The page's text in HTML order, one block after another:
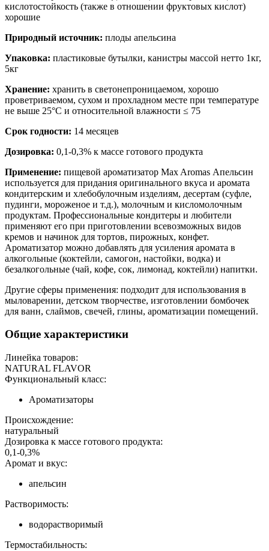
кислотостойкость (также в отношении фруктовых кислот)
хорошие
Природный источник: плоды апельсина
Упаковка: пластиковые бутылки, канистры массой нетто 1кг,
5кг
Хранение: хранить в светонепроницаемом, хорошо
проветриваемом, сухом и прохладном месте при температуре
не выше 25°С и относительной влажности ≤ 75
Срок годности: 14 месяцев
Дозировка: 0,1-0,3% к массе готового продукта
Применение: пищевой ароматизатор Max Aromas Апельсин
используется для придания оригинального вкуса и аромата
кондитерским и хлебобулочным изделиям, десертам (суфле,
пудинги, мороженое и т.д.), молочным и кисломолочным
продуктам. Профессиональные кондитеры и любители
применяют его при приготовлении всевозможных видов
кремов и начинок для тортов, пирожных, конфет.
Ароматизатор можно добавлять для усиления аромата в
алкогольные (коктейли, самогон, настойки, водка) и
безалкогольные (чай, кофе, сок, лимонад, коктейли) напитки.
Другие сферы применения: подходит для использования в
мыловарении, детском творчестве, изготовлении бомбочек
для ванн, слаймов, свечей, глины, ароматизации помещений.
Общие характеристики
Линейка товаров:
NATURAL FLAVOR
Функциональный класс:
Ароматизаторы
Происхождение:
натуральный
Дозировка к массе готового продукта:
0,1-0,3%
Аромат и вкус:
апельсин
Растворимость:
водорастворимый
Термостабильность: